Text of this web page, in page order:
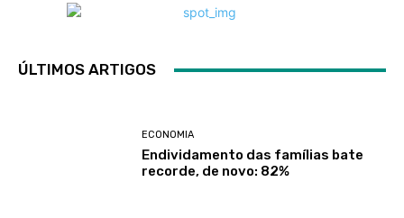
ÚLTIMOS ARTIGOS
ECONOMIA
Endividamento das famílias bate
recorde, de novo: 82%